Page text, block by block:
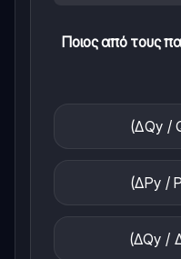
Ποιος από τους
(ΔQy /
(ΔPy /
(ΔQy /